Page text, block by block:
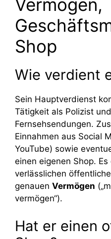
Vermögen,
Shop
Wie verdient
Sein Hauptverdienst
Tätigkeit als Polizist
Fernsehsendungen.
Einnahmen aus Social
YouTube) sowie
einen eigenen Shop.
verlässlichen
genauen Vermögen
vermögen“).
Hat er einen